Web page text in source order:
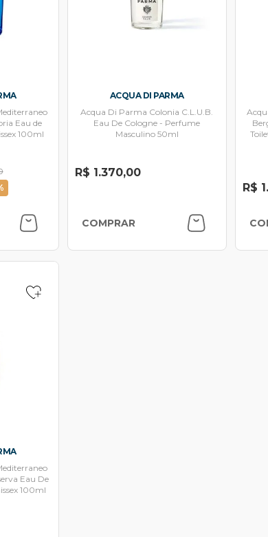
Eau de
100ml
ACQUA DI PARMA
Acqua Di Parma Colonia C.L.U.B.
Eau De Cologne - Perfume
Masculino 50ml
R$ 1.370,00
COMPRAR
R$
Eau De
100ml